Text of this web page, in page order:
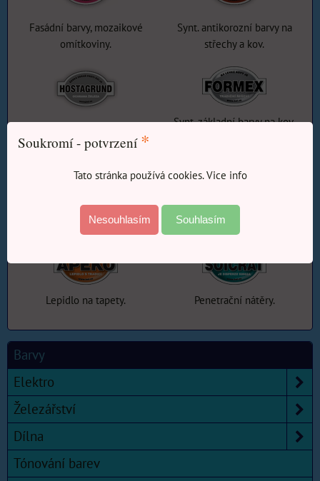
Fasádní barvy, mozaikové
omítkoviny.
Synt. antikorozní barvy na
střechy a kov.
Synt. základní barvy na kov.
Zákl. rychleschnoucí nátěry
kov a dřevo.
Tepelně odolné emaily.
Lepidlo na tapety. Penetrační nátěry.
Barvy
Elektro
Železářství
Dílna
Tónování barev
Soukromí - potvrzení *
Tato stránka používá cookies. Vice info
Nesouhlasím Souhlasím